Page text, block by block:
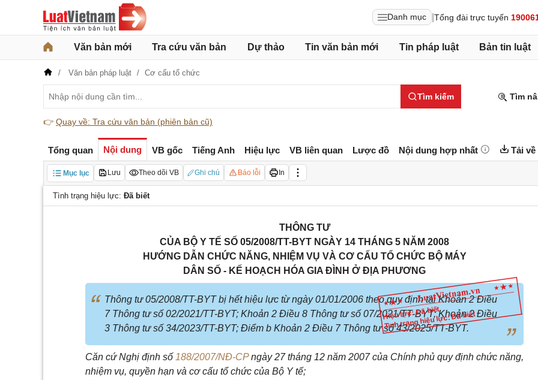
Danh mục Tổng đài trực tuyến
Văn bản mới Tra cứu văn bản Dự thảo Tin văn bản mới Tin pháp luật Bản tin luật
Văn bản pháp luật Cơ cấu tổ chức
Tìm kiếm Tìm
👉 Quay về: Tra cứu văn bản (phiên bản cũ)
Tổng quan Nội dung VB gốc Tiếng Anh Hiệu lực VB liên quan Lược đồ Nội dung hợp nhất Tải về
Mục lục Lưu Theo dõi VB Ghi chú Báo lỗi In
Tình trạng hiệu lực: Đã biết
Hiệu lực: Đã biết
Tình trạng hiệu lực: Đã biết
THÔNG TƯ
CỦA BỘ Y TẾ SỐ 05/2008/TT-BYT NGÀY 14 THÁNG 5 NĂM 2008
HƯỚNG DẪN CHỨC NĂNG, NHIỆM VỤ VÀ CƠ CẤU TỔ CHỨC BỘ MÁY
DÂN SỐ - KẾ HOẠCH HÓA GIA ĐÌNH Ở ĐỊA PHƯƠNG
Thông tư 05/2008/TT-BYT bị hết hiệu lực từ ngày 01/01/2006 theo quy định tại Khoản 2 Điều
7 Thông tư số 02/2021/TT-BYT; Khoản 2 Điều 8 Thông tư số 07/2021/TT-BYT; Khoản 2 Điều
3 Thông tư số 34/2023/TT-BYT; Điểm b Khoản 2 Điều 7 Thông tư số 43/2025/TT-BYT.
Căn cứ Nghị định số 188/2007/NĐ-CPngày 27 tháng 12 năm 2007 của Chính phủ quy định chức năng,
nhiệm vụ, quyền hạn và cơ cấu tổ chức của Bộ Y tế;